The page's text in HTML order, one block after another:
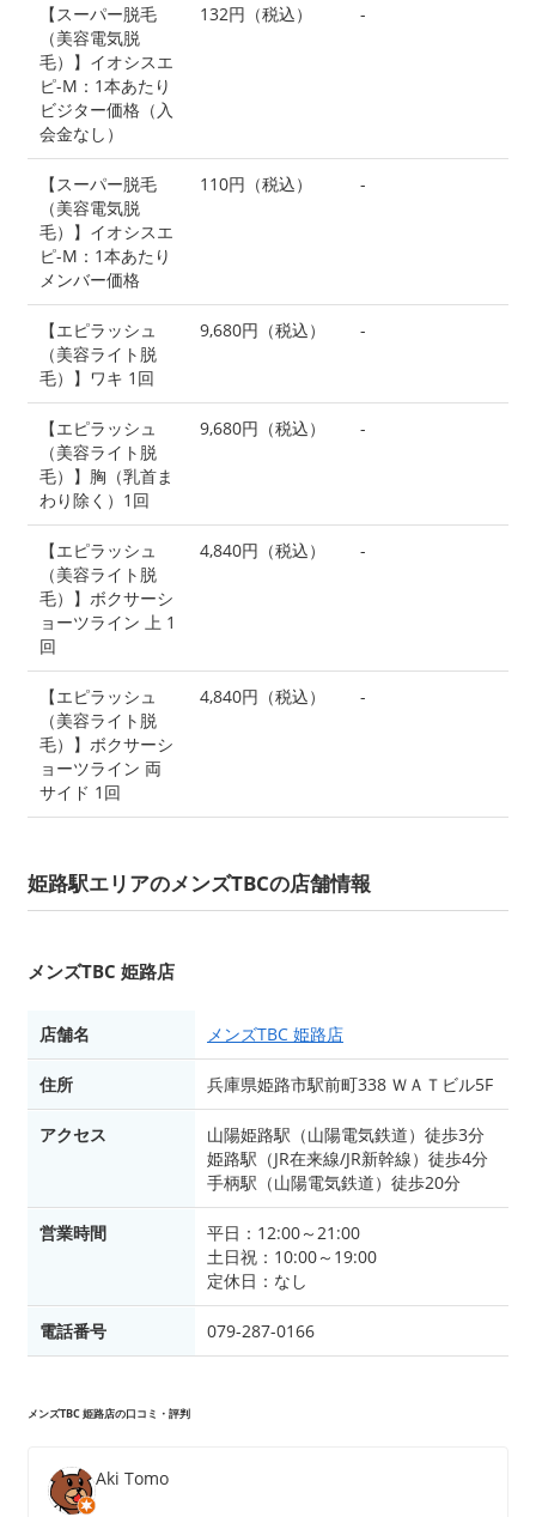
【スーパー脱毛
（美容電気脱
毛）】イオシスエ
ピ-M：1本あたり
ビジター価格（入
会金なし）
132円（税込） -
【スーパー脱毛
（美容電気脱
毛）】イオシスエ
ピ-M：1本あたり
メンバー価格
110円（税込） -
【エピラッシュ
（美容ライト脱
毛）】ワキ 1回
9,680円（税込） -
【エピラッシュ
（美容ライト脱
毛）】胸（乳首ま
わり除く）1回
9,680円（税込） -
【エピラッシュ
（美容ライト脱
毛）】ボクサーシ
ョーツライン 上 1
回
4,840円（税込） -
【エピラッシュ
（美容ライト脱
毛）】ボクサーシ
ョーツライン 両
サイド 1回
4,840円（税込） -
姫路駅エリアのメンズTBCの店舗情報
メンズTBC 姫路店
店舗名 メンズTBC 姫路店
住所 兵庫県姫路市駅前町338 ＷＡＴビル5F
アクセス
山陽姫路駅（山陽電気鉄道）徒歩3分
姫路駅（JR在来線/JR新幹線）徒歩4分
手柄駅（山陽電気鉄道）徒歩20分
営業時間
平日：12:00～21:00
土日祝：10:00～19:00
定休日：なし
電話番号 079-287-0166
メンズTBC 姫路店の口コミ・評判
Aki Tomo